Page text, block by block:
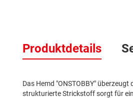
der
Bildergalerie
Produktdetails
Das Hemd "ONSTOBBY"
strukturierte Strickstoff sorgt für